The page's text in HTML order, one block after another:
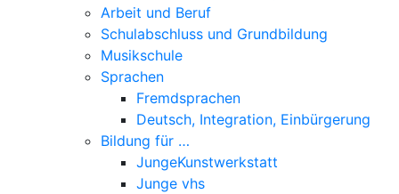
Arbeit und Beruf
Schulabschluss und Grundbildung
Musikschule
Sprachen
Fremdsprachen
Deutsch, Integration, Einbürgerung
Bildung für …
JungeKunstwerkstatt
Junge vhs